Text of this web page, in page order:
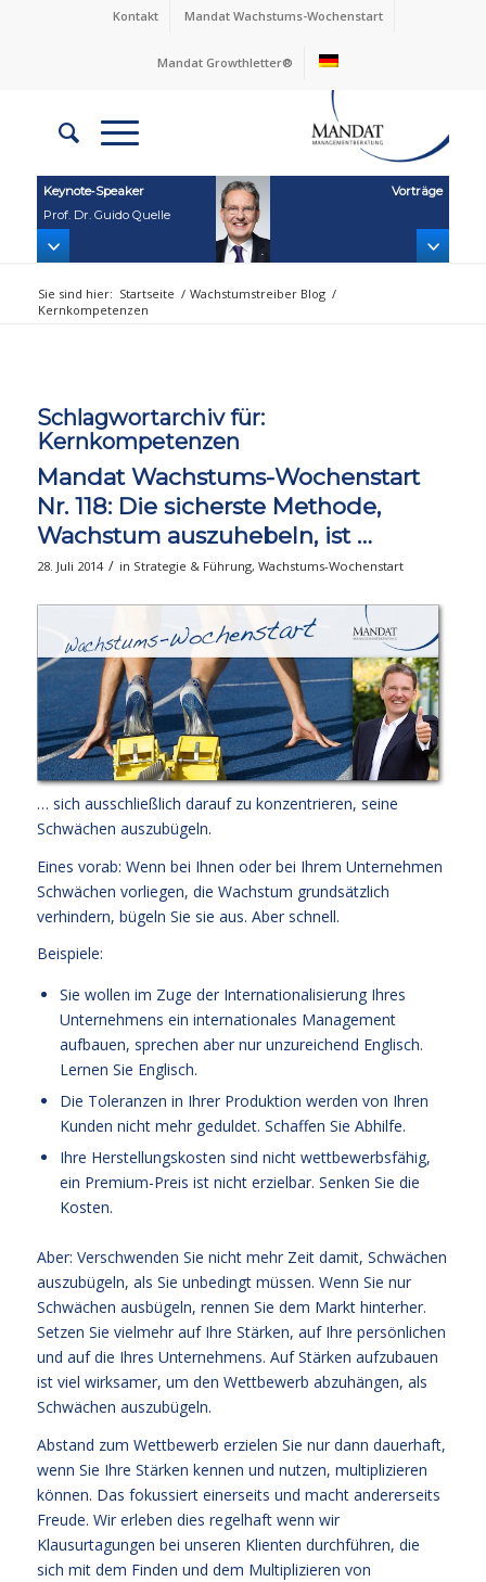
Kontakt Mandat Wachstums-Wochenstart
Mandat Growthletter®
Keynote‑Speaker
Prof. Dr. Guido Quelle
Vorträge
Sie sind hier: Startseite / Wachstumstreiber Blog /
Kernkompetenzen
Schlagwortarchiv für:
Kernkompetenzen
Mandat Wachstums-Wochenstart
Nr. 118: Die sicherste Methode,
Wachstum auszuhebeln, ist …
28. Juli 2014 / in Strategie & Führung, Wachstums-Wochenstart
… sich ausschließlich darauf zu konzentrieren, seine
Schwächen auszubügeln.
Eines vorab: Wenn bei Ihnen oder bei Ihrem Unternehmen
Schwächen vorliegen, die Wachstum grundsätzlich
verhindern, bügeln Sie sie aus. Aber schnell.
Beispiele:
Sie wollen im Zuge der Internationalisierung Ihres
Unternehmens ein internationales Management
aufbauen, sprechen aber nur unzureichend Englisch.
Lernen Sie Englisch.
Die Toleranzen in Ihrer Produktion werden von Ihren
Kunden nicht mehr geduldet. Schaffen Sie Abhilfe.
Ihre Herstellungskosten sind nicht wettbewerbsfähig,
ein Premium-Preis ist nicht erzielbar. Senken Sie die
Kosten.
Aber: Verschwenden Sie nicht mehr Zeit damit, Schwächen
auszubügeln, als Sie unbedingt müssen. Wenn Sie nur
Schwächen ausbügeln, rennen Sie dem Markt hinterher.
Setzen Sie vielmehr auf Ihre Stärken, auf Ihre persönlichen
und auf die Ihres Unternehmens. Auf Stärken aufzubauen
ist viel wirksamer, um den Wettbewerb abzuhängen, als
Schwächen auszubügeln.
Abstand zum Wettbewerb erzielen Sie nur dann dauerhaft,
wenn Sie Ihre Stärken kennen und nutzen, multiplizieren
können. Das fokussiert einerseits und macht andererseits
Freude. Wir erleben dies regelhaft wenn wir
Klausurtagungen bei unseren Klienten durchführen, die
sich mit dem Finden und dem Multiplizieren von